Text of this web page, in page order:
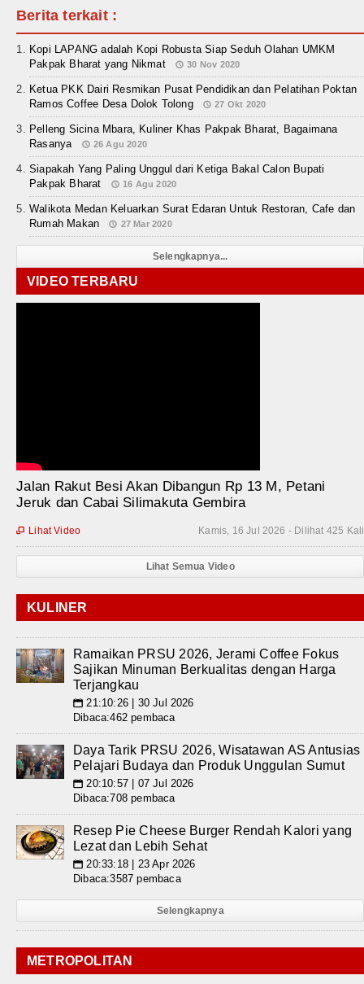
Berita terkait :
Kopi LAPANG adalah Kopi Robusta Siap Seduh Olahan UMKM
Pakpak Bharat yang Nikmat
30 Nov 2020
Ketua PKK Dairi Resmikan Pusat Pendidikan dan Pelatihan Poktan
Ramos Coffee Desa Dolok Tolong
27 Okt 2020
Pelleng Sicina Mbara, Kuliner Khas Pakpak Bharat, Bagaimana
Rasanya
26 Agu 2020
Siapakah Yang Paling Unggul dari Ketiga Bakal Calon Bupati
Pakpak Bharat
16 Agu 2020
Walikota Medan Keluarkan Surat Edaran Untuk Restoran, Cafe dan
Rumah Makan
27 Mar 2020
Selengkapnya...
VIDEO TERBARU
Jalan Rakut Besi Akan Dibangun Rp 13 M, Petani
Jeruk dan Cabai Silimakuta Gembira
Kamis, 16 Jul 2026 - Dilihat 425 Kali
 Lihat Video
Lihat Semua Video
KULINER
Ramaikan PRSU 2026, Jerami Coffee Fokus
Sajikan Minuman Berkualitas dengan Harga
Terjangkau
📅 21:10:26 | 30 Jul 2026
Dibaca:462 pembaca
Daya Tarik PRSU 2026, Wisatawan AS Antusias
Pelajari Budaya dan Produk Unggulan Sumut
📅 20:10:57 | 07 Jul 2026
Dibaca:708 pembaca
Resep Pie Cheese Burger Rendah Kalori yang
Lezat dan Lebih Sehat
📅 20:33:18 | 23 Apr 2026
Dibaca:3587 pembaca
Selengkapnya
METROPOLITAN